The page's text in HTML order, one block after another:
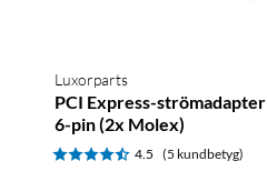
Luxorparts
PCI Express-strömadapter
6-pin (2x Molex)
4.5 (5 kundbetyg)